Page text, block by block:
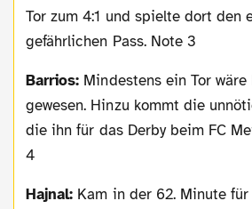
Tor zum 4:1 und spielte dort den
gefährlichen Pass. Note 3
Barrios: Mindestens ein Tor
gewesen. Hinzu kommt die
die ihn für das Derby beim FC
4
Hajnal: Kam in der 62. Minute